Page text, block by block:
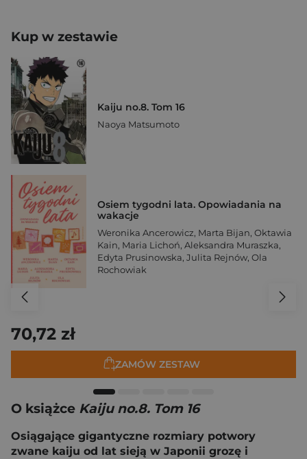
Kup w zestawie
Kaiju no.8. Tom 16
Naoya Matsumoto
Osiem tygodni lata. Opowiadania na
wakacje
Weronika Ancerowicz, Marta Bijan, Oktawia
Kain, Maria Lichoń, Aleksandra Muraszka,
Edyta Prusinowska, Julita Rejnów, Ola
Rochowiak
70,72 zł
ZAMÓW ZESTAW
O książce Kaiju no.8. Tom 16
Osiągające gigantyczne rozmiary potwory
zwane kaiju od lat sieją w Japonii grozę i